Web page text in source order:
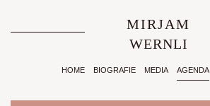
MIRJAM
WERNLI
HOME BIOGRAFIE MEDIA AGENDA